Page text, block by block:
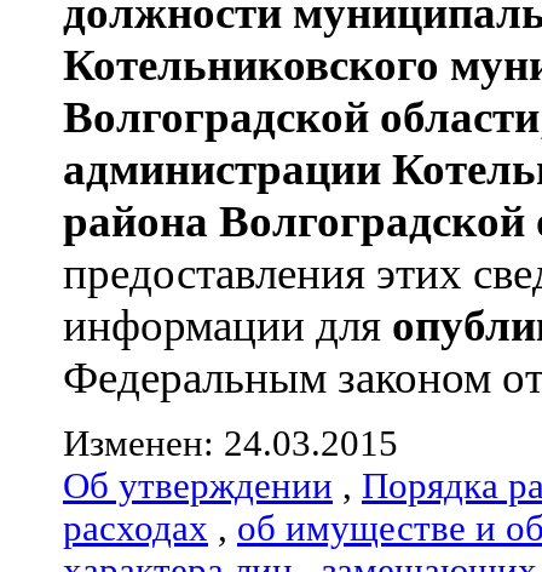
должности
Котельниковского
Волгоградской области
администрации
района Волгоградской
предоставления этих
информации для
Федеральным законом
Изменен: 24.03.2015
Об утверждении , Порядка
расходах , об имуществе и